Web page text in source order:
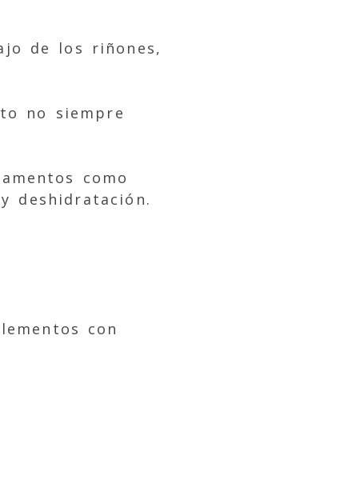
de los riñones,
no siempre
como
deshidratación.
con